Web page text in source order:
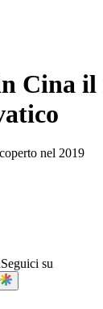
Cina il
nel 2019
Seguici su